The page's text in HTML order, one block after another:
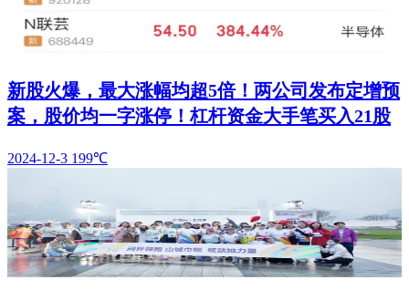
新股火爆，最大涨幅均超5倍！两公司发布定增预
案，股价均一字涨停！杠杆资金大手笔买入21股
2024-12-3 199℃